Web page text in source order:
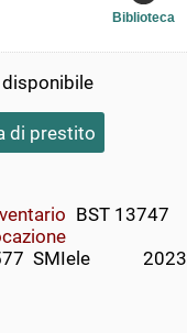
Biblioteca
di prestito
BST 13747
SMIele            2023